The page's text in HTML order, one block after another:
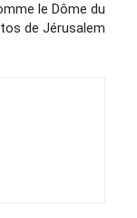
le Dôme du
de Jérusalem